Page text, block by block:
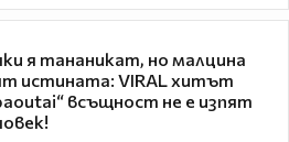
я тананикат, но малцина
истината: VIRAL хитът
всъщност не е изпят